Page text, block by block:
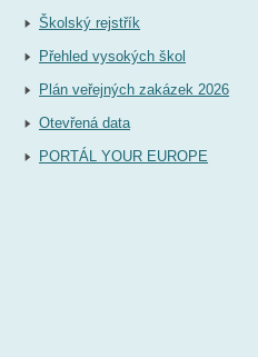
Školský rejstřík
Přehled vysokých škol
Plán veřejných zakázek 2026
Otevřená data
PORTÁL YOUR EUROPE